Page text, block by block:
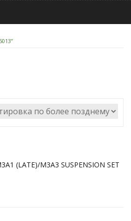
(LATE)/M3A3 SUSPENSION SET